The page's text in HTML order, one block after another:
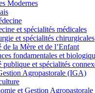
Modernes
et spécialités médicales
et spécialités chirurgicales
de la Mère et de l’Enfant
fondamentales et
publique et spécialités
Agropastorale (IGA)
et Gestion Agropastorale